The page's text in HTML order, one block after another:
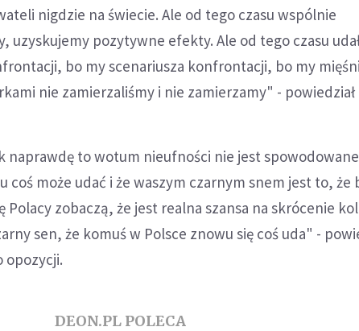
nigdzie na świecie. Ale od tego czasu wspólnie
uzyskujemy pozytywne efekty. Ale od tego czasu
bo my scenariusza konfrontacji, bo my mięśni
nie zamierzaliśmy i nie zamierzamy" - powiedział
naprawdę to wotum nieufności nie jest spowodowane
coś może udać i że waszym czarnym snem jest to, że
Polacy zobaczą, że jest realna szansa na skrócenie
sen, że komuś w Polsce znowu się coś uda" -
opozycji.
DEON.PL POLECA